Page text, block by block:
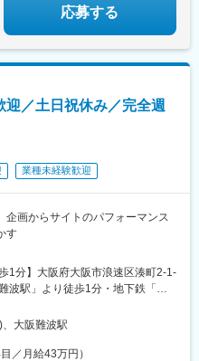
応募する
／土日祝休み／完全週
業種未経験歓迎
企画からサイトのパフォーマンス
す
1分】大阪府大阪市浪速区湊町2-1-
波駅」より徒歩1分・地下鉄「な
ーー★U・Iターン支援あり地方か
、提携の不動産会社で家探しをお
大阪難波駅
／月給43万円）